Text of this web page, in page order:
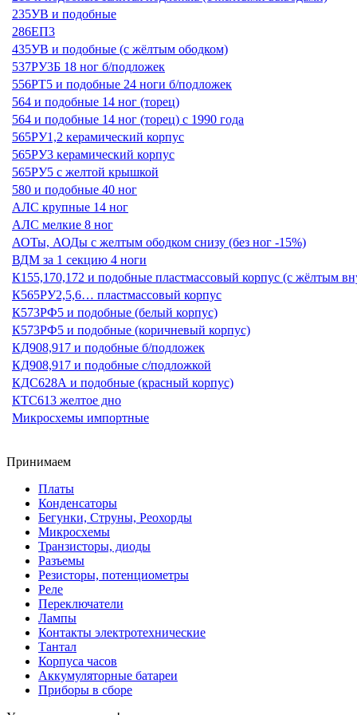
235УВ и подобные
286ЕП3
435УВ и подобные (с жёлтым ободком)
537РУ3Б 18 ног б/подложек
556РТ5 и подобные 24 ноги б/подложек
564 и подобные 14 ног (торец)
564 и подобные 14 ног (торец) с 1990 года
565РУ1,2 керамический корпус
565РУ3 керамический корпус
565РУ5 с желтой крышкой
580 и подобные 40 ног
АЛС крупные 14 ног
АЛС мелкие 8 ног
АОТы, АОДы с желтым ободком снизу (без ног -15%)
ВДМ за 1 секцию 4 ноги
К155,170,172 и подобные пластмассовый корпус (с жёлтым
К565РУ2,5,6… пластмассовый корпус
К573РФ5 и подобные (белый корпус)
К573РФ5 и подобные (коричневый корпус)
КД908,917 и подобные б/подложек
КД908,917 и подобные с/подложкой
КДС628А и подобные (красный корпус)
КТС613 желтое дно
Микросхемы импортные
Принимаем
Платы
Конденсаторы
Бегунки, Струны, Реохорды
Микросхемы
Транзисторы, диоды
Разъемы
Резисторы, потенциометры
Реле
Переключатели
Лампы
Контакты электротехнические
Тантал
Корпуса часов
Аккумуляторные батареи
Приборы в сборе